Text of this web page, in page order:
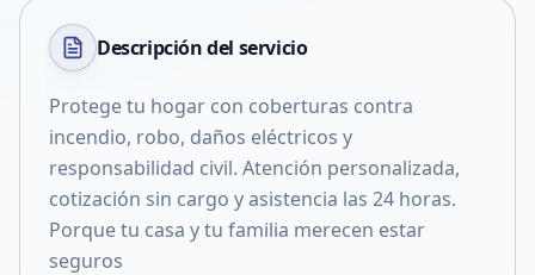
Descripción del servicio
Protege tu hogar con coberturas contra
incendio, robo, daños eléctricos y
responsabilidad civil. Atención personalizada,
cotización sin cargo y asistencia las 24 horas.
Porque tu casa y tu familia merecen estar
seguros